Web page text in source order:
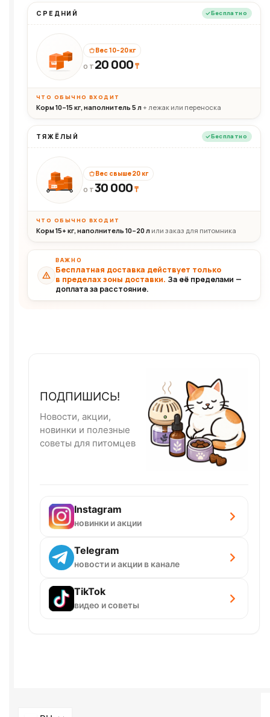
СРЕДНИЙ Бесплатно
20кг
Вес 10–20 кг
ОТ 20 000₸
ЧТО ОБЫЧНО ВХОДИТ
Корм 10–15 кг, наполнитель 5 л+ лежак или переноска
ТЯЖЁЛЫЙ Бесплатно
30+кг
Вес свыше 20 кг
ОТ30 000₸
ЧТО ОБЫЧНО ВХОДИТ
Корм 15+ кг, наполнитель 10–20 л или заказ для питомника
ВАЖНО
Бесплатная доставка действует только
в пределах зоны доставки. За её пределами —
доплата за расстояние.
ПОДПИШИСЬ!
Новости, акции,
новинки и полезные
советы для питомцев
Instagram
новинки и акции
Telegram
новости и акции в канале
TikTok
видео и советы